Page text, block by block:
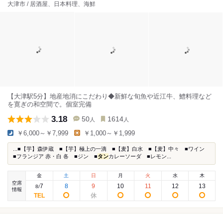
大津市 / 居酒屋、日本料理、海鮮
【大津駅5分】地産地消にこだわり◆新鮮な旬魚や近江牛、鱧料理など
を寛ぎの和空間で。個室完備
3.18 50 人 1614 人
￥6,000～￥7,999 ￥1,000～￥1,999
...■【芋】森伊蔵 ■【芋】極上の一滴 ■【麦】白水 ■【麦】中々 ■ワイン
■フランジア 赤・白 各 ■ジン ■タンカレーソーダ ■レモン...
空席
情報
金
8/7
土
8
日
9
月
10
火
11
水
12
木
13